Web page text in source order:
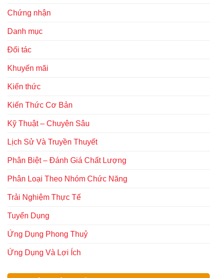
Chứng nhận
Danh mục
Đối tác
Khuyến mãi
Kiến thức
Kiến Thức Cơ Bản
Kỹ Thuật – Chuyên Sâu
Lịch Sử Và Truyền Thuyết
Phân Biệt – Đánh Giá Chất Lượng
Phân Loại Theo Nhóm Chức Năng
Trải Nghiệm Thực Tế
Tuyển Dụng
Ứng Dụng Phong Thuỷ
Ứng Dụng Và Lợi Ích